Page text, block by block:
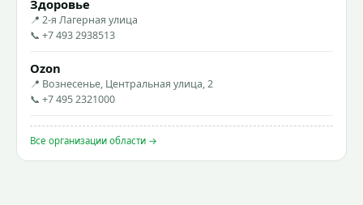
Здоровье
📍 2-я Лагерная улица
📞 +7 493 2938513
Ozon
📍 Вознесенье, Центральная улица, 2
📞 +7 495 2321000
Все организации области →